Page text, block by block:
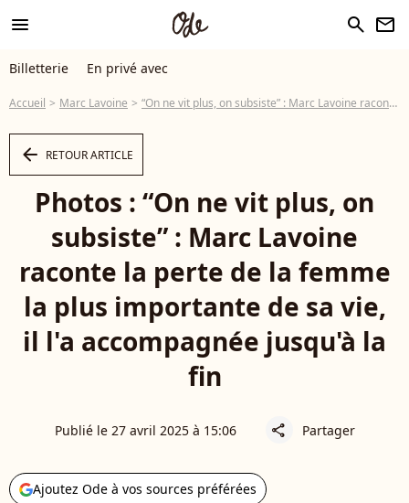
menu search newsletter
Billetterie En privé avec
Accueil Marc Lavoine “On ne vit plus, on subsiste” : Marc Lavoine raconte la perte de la femme la plus importante de sa vie, il l'a accompagnée jusqu'à la fin
arrow_left RETOUR ARTICLE
Photos : “On ne vit plus, on
subsiste” : Marc Lavoine
raconte la perte de la femme
la plus importante de sa vie,
il l'a accompagnée jusqu'à la
fin
Publié le 27 avril 2025 à 15:06 share Partager
Ajoutez Ode à vos sources préférées